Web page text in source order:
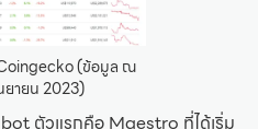
(ข้อมูล ณ
ายน 2023)
ตัวแรกคือ Maestro ที่ได้เริ่ม